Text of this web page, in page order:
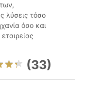
λύσεις τόσο
όσο και
(33)